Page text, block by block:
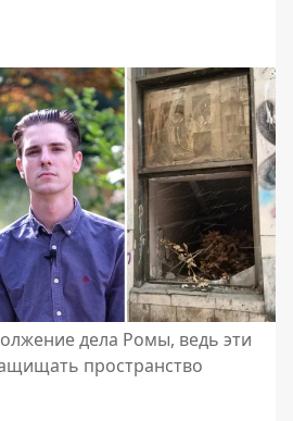
дела Ромы, ведь эти
пространство